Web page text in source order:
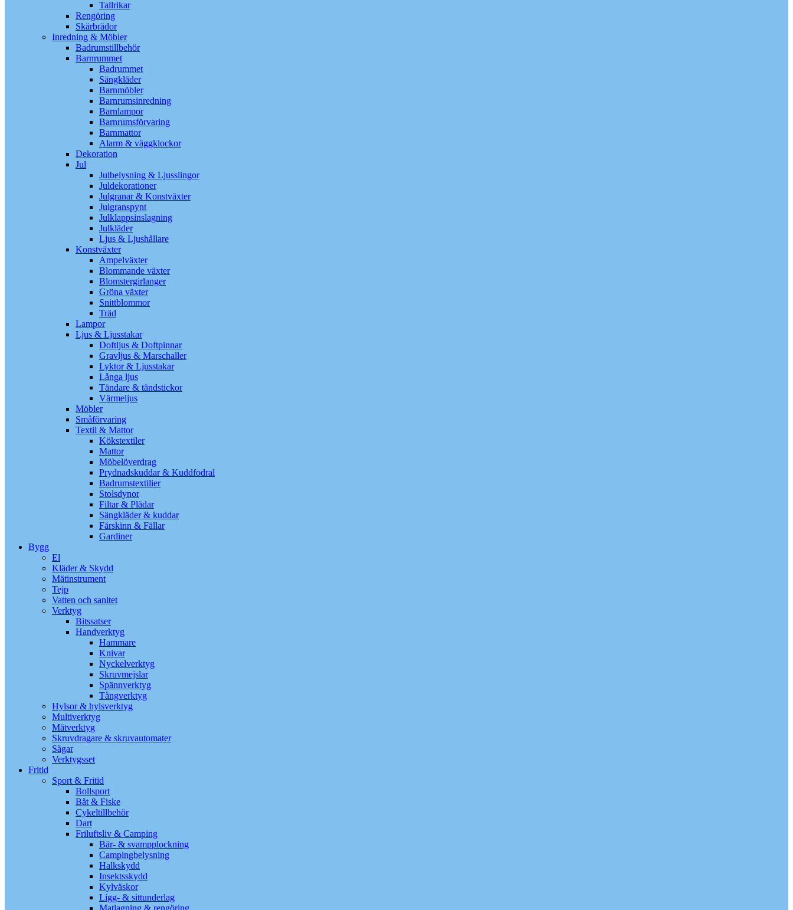
Tallrikar
Rengöring
Skärbrädor
Inredning & Möbler
Badrumstillbehör
Barnrummet
Badrummet
Sängkläder
Barnmöbler
Barnrumsinredning
Barnlampor
Barnrumsförvaring
Barnmattor
Alarm & väggklockor
Dekoration
Jul
Julbelysning & Ljusslingor
Juldekorationer
Julgranar & Konstväxter
Julgranspynt
Julklappsinslagning
Julkläder
Ljus & Ljushållare
Konstväxter
Ampelväxter
Blommande växter
Blomstergirlanger
Gröna växter
Snittblommor
Träd
Lampor
Ljus & Ljusstakar
Doftljus & Doftpinnar
Gravljus & Marschaller
Lyktor & Ljusstakar
Långa ljus
Tändare & tändstickor
Värmeljus
Möbler
Småförvaring
Textil & Mattor
Kökstextiler
Mattor
Möbelöverdrag
Prydnadskuddar & Kuddfodral
Badrumstextilier
Stolsdynor
Filtar & Plädar
Sängkläder & kuddar
Fårskinn & Fällar
Gardiner
Bygg
El
Kläder & Skydd
Mätinstrument
Tejp
Vatten och sanitet
Verktyg
Bitssatser
Handverktyg
Hammare
Knivar
Nyckelverktyg
Skruvmejslar
Spännverktyg
Tångverktyg
Hylsor & hylsverktyg
Multiverktyg
Mätverktyg
Skruvdragare & skruvautomater
Sågar
Verktygsset
Fritid
Sport & Fritid
Bollsport
Båt & Fiske
Cykeltillbehör
Dart
Friluftsliv & Camping
Bär- & svampplockning
Campingbelysning
Halkskydd
Insektsskydd
Kylväskor
Ligg- & sittunderlag
Matlagning & rengöring